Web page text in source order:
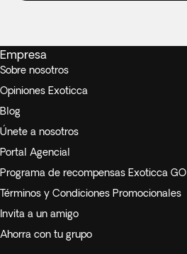
Empresa
Sobre nosotros
Opiniones Exoticca
Blog
Únete a nosotros
Portal Agencial
Programa de recompensas Exoticca GO
Términos y Condiciones Promocionales
Invita a un amigo
Ahorra con tu grupo